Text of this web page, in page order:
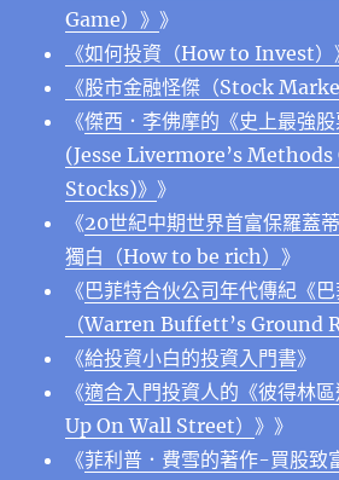
Game）》》
《如何投資（How to Invest）
《股市金融怪傑（Stock
《傑西．李佛摩的《史上最強
(Jesse Livermore’s
Stocks)》》
《20世紀中期世界首富保羅蓋
獨白（How to be rich）》
《巴菲特合伙公司年代傳紀《
（Warren Buffett’s Ground
《給投資小白的投資入門書》
《適合入門投資人的《彼得林
Up On Wall Street）》》
《菲利普．費雪的著作-買股